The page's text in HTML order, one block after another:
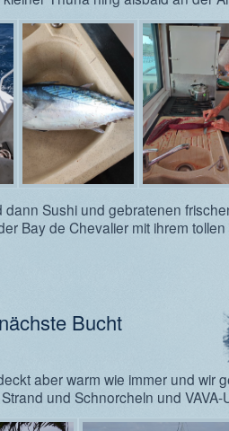
dann Sushi und gebratenen
Bay de Chevalier mit ihrem tollen
Bucht
aber warm wie immer und wir
und Schnorcheln und VAVA-